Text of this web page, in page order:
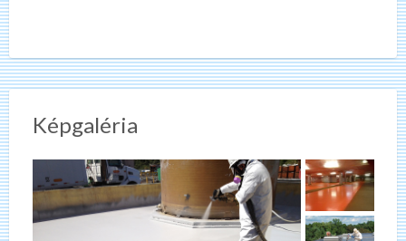
Képgaléria